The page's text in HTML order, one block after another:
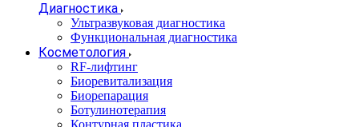
Диагностика
Ультразвуковая диагностика
Функциональная диагностика
Косметология
RF-лифтинг
Биоревитализация
Биорепарация
Ботулинотерапия
Контурная пластика